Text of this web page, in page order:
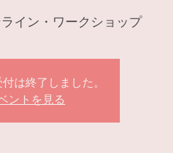
イン・ワークショップ
は終了しました。
ントを見る